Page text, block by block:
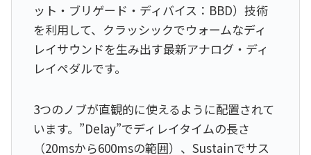
ット・ブリゲード・ディバイス：BBD）技術
を利用して、クラッシックでウォームなディ
レイサウンドを生み出す最新アナログ・ディ
レイペダルです。
3つのノブが直観的に使えるように配置されて
います。”Delay”でディレイタイムの長さ
（20msから600msの範囲）、Sustainでサス